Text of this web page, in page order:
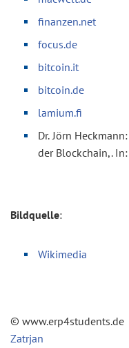
finanzen.net
focus.de
bitcoin.it
bitcoin.de
lamium.fi
Dr. Jörn
der Blockchain,.
Bildquelle:
Wikimedia
©
Zatrjan